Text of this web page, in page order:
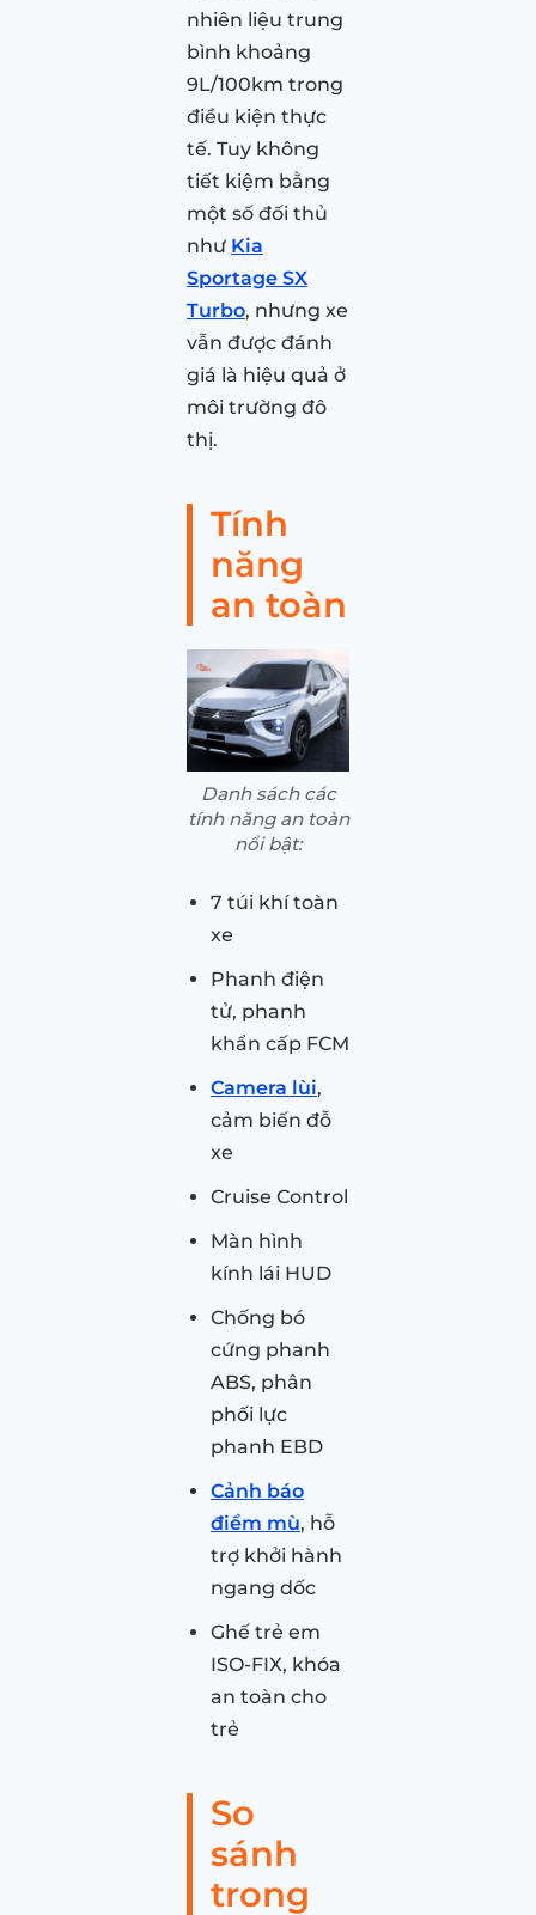
nhiên liệu trung
bình khoảng
9L/100km trong
điều kiện thực
tế. Tuy không
tiết kiệm bằng
một số đối thủ
như Kia
Sportage SX
Turbo, nhưng xe
vẫn được đánh
giá là hiệu quả ở
môi trường đô
thị.
Tính
năng
an toàn
Danh sách các
tính năng an toàn
nổi bật:
7 túi khí toàn
xe
Phanh điện
tử, phanh
khẩn cấp FCM
Camera lùi,
cảm biến đỗ
xe
Cruise Control
Màn hình
kính lái HUD
Chống bó
cứng phanh
ABS, phân
phối lực
phanh EBD
Cảnh báo
điểm mù, hỗ
trợ khởi hành
ngang dốc
Ghế trẻ em
ISO-FIX, khóa
an toàn cho
trẻ
So
sánh
trong